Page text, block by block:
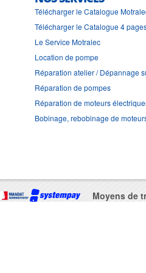
Télécharger le Catalogue
Télécharger le Catalogue 4
Le Service Motralec
Location de pompe
Réparation atelier / Dépannage
Réparation de pompes
Réparation de moteurs
Bobinage, rebobinage de
Moyens de